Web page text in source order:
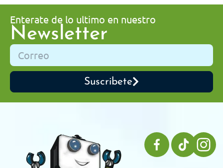
Enterate de lo ultimo en nuestro
Newsletter
Suscribete